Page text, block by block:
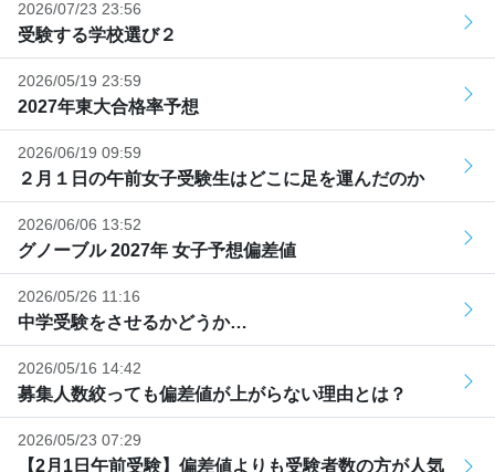
2026/07/23 23:56
受験する学校選び２
2026/05/19 23:59
2027年東大合格率予想
2026/06/19 09:59
２月１日の午前女子受験生はどこに足を運んだのか
2026/06/06 13:52
グノーブル 2027年 女子予想偏差値
2026/05/26 11:16
中学受験をさせるかどうか…
2026/05/16 14:42
募集人数絞っても偏差値が上がらない理由とは？
2026/05/23 07:29
【2月1日午前受験】偏差値よりも受験者数の方が人気